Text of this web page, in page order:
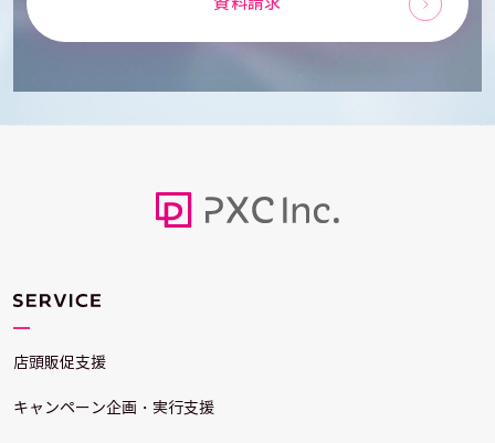
店頭販促支援
キャンペーン企画・実行支援